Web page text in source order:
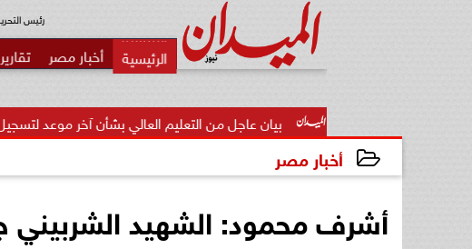
رئيس
أخبار مصر
بيان عاجل من التعليم العالي بشأن آخر موعد لتسجيل رغبات...
أخبار مصر
أشرف محمود: الشهيد الشربيني